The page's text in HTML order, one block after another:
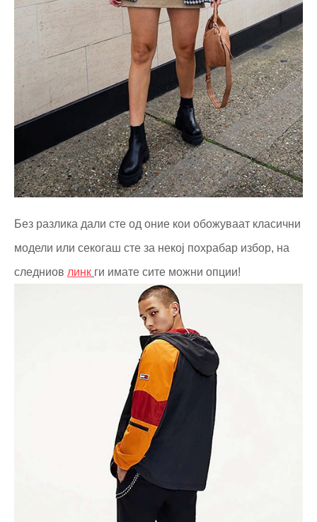
Без разлика дали сте од оние кои обожуваат класични
модели или секогаш сте за некој похрабар избор, на
следниов линк ги имате сите можни опции!